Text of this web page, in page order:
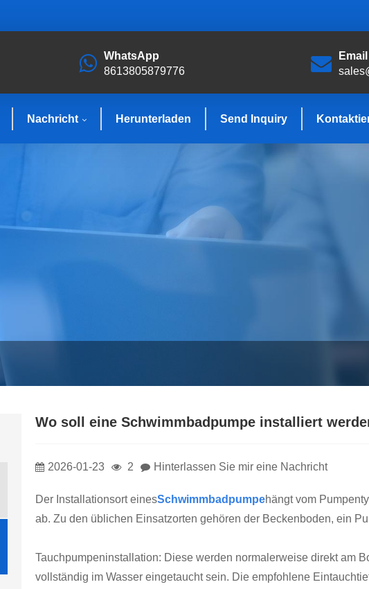
WhatsApp
8613805879776
Email
Nachricht Herunterladen Send Inquiry
Wo soll eine Schwimmbadpumpe installiert
2026-01-23 2 Hinterlassen Sie mir eine Nachricht
Der Installationsort einesSchwimmbadpumpehängt vom
ab. Zu den üblichen Einsatzorten gehören der Beckenboden, ein
Tauchpumpeninstallation: Diese werden normalerweise direkt am
vollständig im Wasser eingetaucht sein. Die empfohlene